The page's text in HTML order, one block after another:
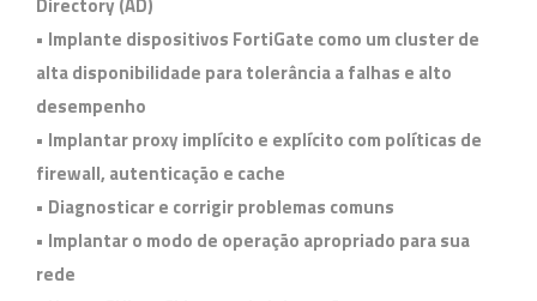
• Implante dispositivos FortiGate como um cluster de
alta disponibilidade para tolerância a falhas e alto
desempenho
• Implantar proxy implícito e explícito com políticas de
firewall, autenticação e cache
• Diagnosticar e corrigir problemas comuns
• Implantar o modo de operação apropriado para sua
rede